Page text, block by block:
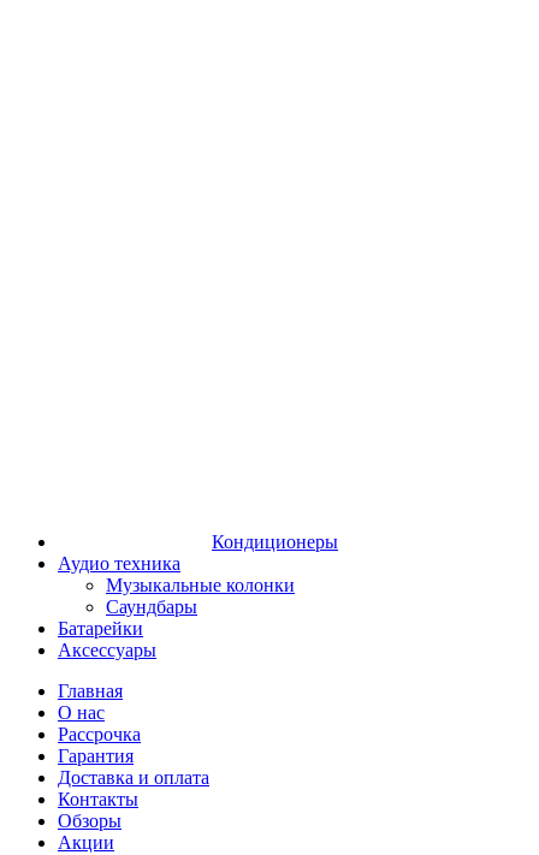
Кондиционеры
Аудио техника
Музыкальные колонки
Саундбары
Батарейки
Аксессуары
Главная
О нас
Рассрочка
Гарантия
Доставка и оплата
Контакты
Обзоры
Акции